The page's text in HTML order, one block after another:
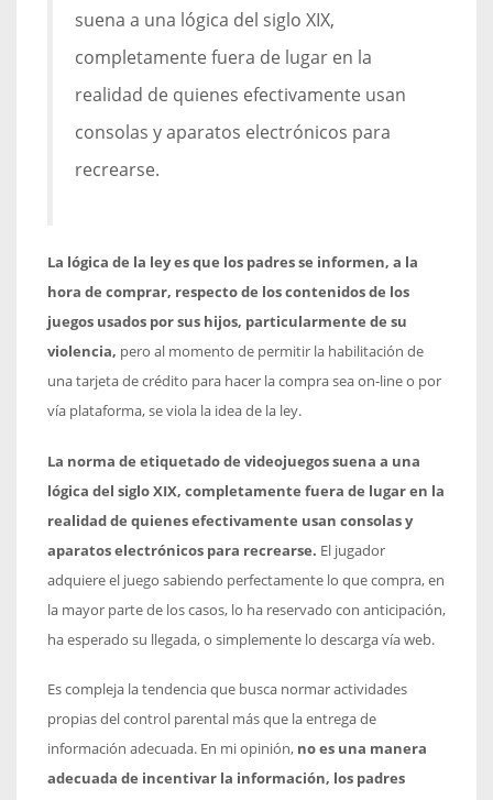
suena a una lógica del siglo XIX,
completamente fuera de lugar en la
realidad de quienes efectivamente usan
consolas y aparatos electrónicos para
recrearse.
La lógica de la ley es que los padres se informen, a la
hora de comprar, respecto de los contenidos de los
juegos usados por sus hijos, particularmente de su
violencia, pero al momento de permitir la habilitación de
una tarjeta de crédito para hacer la compra sea on-line o por
vía plataforma, se viola la idea de la ley.
La norma de etiquetado de videojuegos suena a una
lógica del siglo XIX, completamente fuera de lugar en la
realidad de quienes efectivamente usan consolas y
aparatos electrónicos para recrearse. El jugador
adquiere el juego sabiendo perfectamente lo que compra, en
la mayor parte de los casos, lo ha reservado con anticipación,
ha esperado su llegada, o simplemente lo descarga vía web.
Es compleja la tendencia que busca normar actividades
propias del control parental más que la entrega de
información adecuada. En mi opinión, no es una manera
adecuada de incentivar la información, los padres